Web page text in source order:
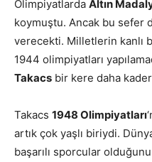
Olimpiyatlarda Altın
koymuştu. Ancak bu sefer
verecekti. Milletlerin kanlı
1944 olimpiyatları
Takacs bir kere daha
Takacs 1948 Olimpiyatları
artık çok yaşlı biriydi.
başarılı sporcular